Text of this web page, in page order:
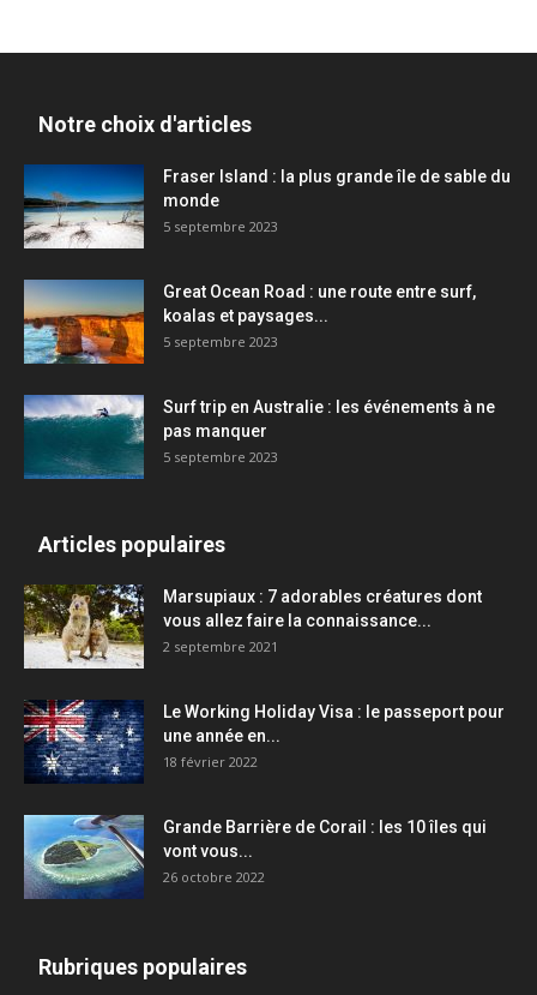
Notre choix d'articles
Fraser Island : la plus grande île de sable du
monde
5 septembre 2023
Great Ocean Road : une route entre surf,
koalas et paysages...
5 septembre 2023
Surf trip en Australie : les événements à ne
pas manquer
5 septembre 2023
Articles populaires
Marsupiaux : 7 adorables créatures dont
vous allez faire la connaissance...
2 septembre 2021
Le Working Holiday Visa : le passeport pour
une année en...
18 février 2022
Grande Barrière de Corail : les 10 îles qui
vont vous...
26 octobre 2022
Rubriques populaires